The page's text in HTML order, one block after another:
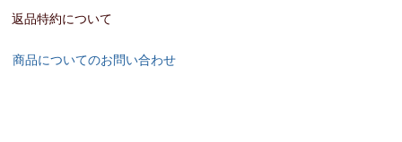
返品特約について
商品についてのお問い合わせ